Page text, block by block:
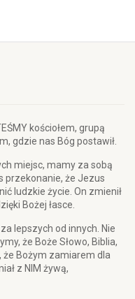
kościołem, grupą
gdzie nas Bóg postawił.
miejsc, mamy za sobą
przekonanie, że Jezus
ludzkie życie. On zmienił
Bożej łasce.
lepszych od innych. Nie
że Boże Słowo, Biblia,
że Bożym zamiarem dla
z NIM żywą,